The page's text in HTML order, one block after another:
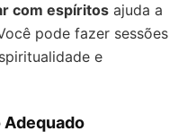
com espíritos ajuda a
pode fazer sessões
e